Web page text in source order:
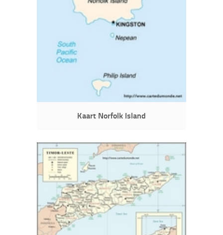
Kaart Norfolk Island